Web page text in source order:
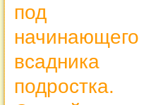
под
начинающего
всадника
подростка.